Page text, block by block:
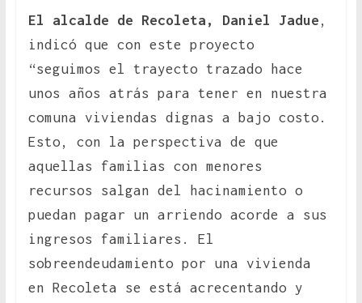
El alcalde de Recoleta, Daniel Jadue ,
indicó que con este proyecto
“seguimos el trayecto trazado hace
unos años atrás para tener en nuestra
comuna viviendas dignas a bajo costo.
Esto, con la perspectiva de que
aquellas familias con menores
recursos salgan del hacinamiento o
puedan pagar un arriendo acorde a sus
ingresos familiares. El
sobreendeudamiento por una vivienda
en Recoleta se está acrecentando y